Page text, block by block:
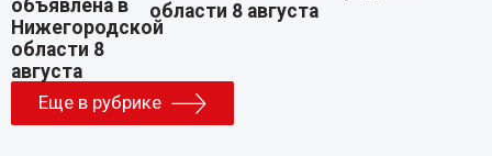
области 8 августа
Еще в рубрике